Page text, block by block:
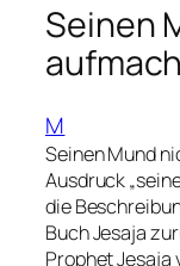
Seinen
M
Seinen Mund
Ausdruck
die
Buch Jesaja
Prophet Jesaja